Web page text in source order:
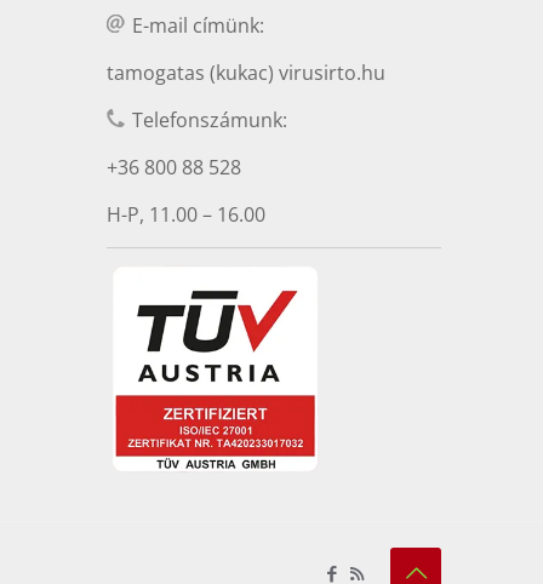
E-mail címünk:
tamogatas (kukac) virusirto.hu
Telefonszámunk:
+36 800 88 528
H-P, 11.00 – 16.00